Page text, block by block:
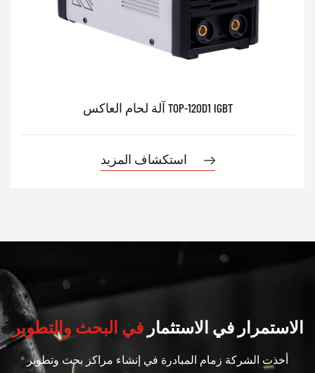
آلة لحام العاكس TOP-120D1 IGBT
استكشاف المزيد
الاستمرار في الاستثمارفي البحث والتطوير
أخذت الشركة زمام المبادرة في إنشاء مراكز بحث وتطوير